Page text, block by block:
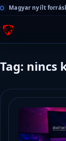
Magyar nyílt
Tag: nincs